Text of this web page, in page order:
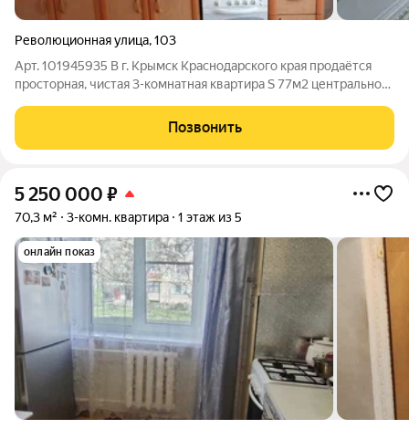
Революционная улица,103
Арт. 101945935 В г. Крымск Краснодарского края продаётся
просторная, чистая 3-комнатная квартира S 77м2 центральном
Преимущества дома: В шаговой доступности: Сетевые
магазины, Аптечные пункты, Школа
Позвонить
5 250 000 ₽
70,3 м² 3-комн. квартира 1 этаж из 5
онлайн показ